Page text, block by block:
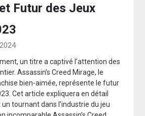
Futur des Jeux
un titre a captivé l’attention des
Assassin’s Creed Mirage, le
bien-aimée, représente le futur
Cet article expliquera en détail
tournant dans l’industrie du jeu